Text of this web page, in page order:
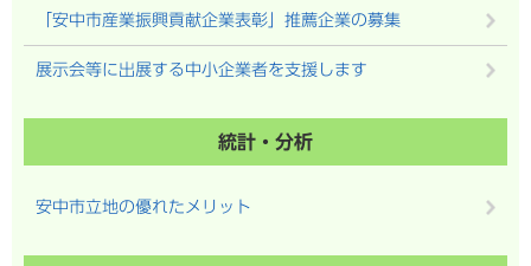
「安中市産業振興貢献企業表彰」推薦企業の募集
展示会等に出展する中小企業者を支援します
統計・分析
安中市立地の優れたメリット